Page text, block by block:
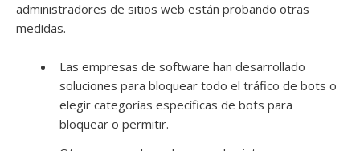
administradores de sitios web están probando otras
medidas.
Las empresas de software han desarrollado
soluciones para bloquear todo el tráfico de bots o
elegir categorías específicas de bots para
bloquear o permitir.